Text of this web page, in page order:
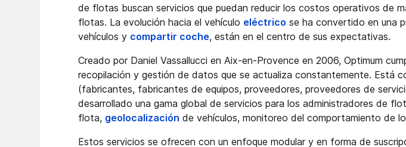
de flotas buscan servicios que puedan reducir los costos operativos de
flotas. La evolución hacia el vehículo eléctrico se ha convertido en una
vehículos y compartir coche, están en el centro de sus expectativas.
Creado por Daniel Vassallucci en Aix-en-Provence en 2006, Optimum
recopilación y gestión de datos que se actualiza constantemente. Está
(fabricantes, fabricantes de equipos, proveedores, proveedores de
desarrollado una gama global de servicios para los administradores de
flota, geolocalización de vehículos, monitoreo del comportamiento de
Estos servicios se ofrecen con un enfoque modular y en forma de